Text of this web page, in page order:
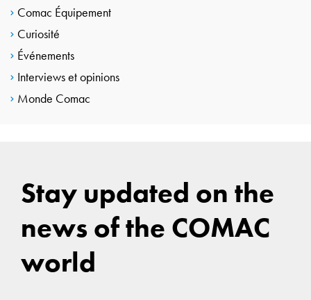
Comac Équipement
Curiosité
Événements
Interviews et opinions
Monde Comac
Stay updated on the
news of the COMAC
world